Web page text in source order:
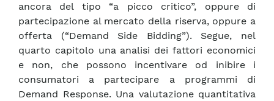
ancora del tipo “a picco critico”, oppure di
partecipazione al mercato della riserva, oppure a
offerta (“Demand Side Bidding”). Segue, nel
quarto capitolo una analisi dei fattori economici
e non, che possono incentivare od inibire i
consumatori a partecipare a programmi di
Demand Response. Una valutazione quantitativa